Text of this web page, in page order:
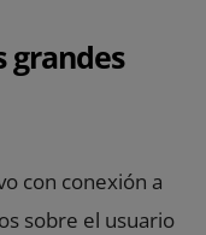
grandes
con conexión a
sobre el usuario